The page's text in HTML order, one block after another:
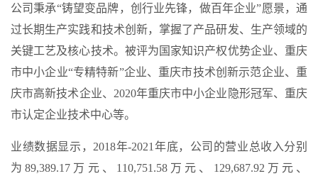
公司秉承“铸望变品牌，创行业先锋，做百年企业”愿景，通
过长期生产实践和技术创新，掌握了产品研发、生产领域的
关键工艺及核心技术。被评为国家知识产权优势企业、重庆
市中小企业“专精特新”企业、重庆市技术创新示范企业、重
庆市高新技术企业、2020年重庆市中小企业隐形冠军、重庆
市认定企业技术中心等。
业绩数据显示，2018年-2021年底，公司的营业总收入分别
为89,389.17万元、110,751.58万元、129,687.92万元、